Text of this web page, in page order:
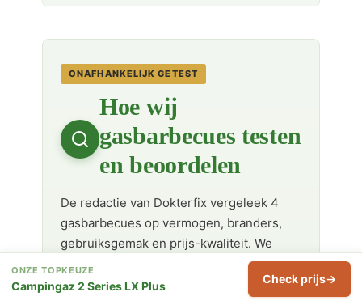
ONAFHANKELIJK GETEST
Hoe wij
gasbarbecues testen
en beoordelen
De redactie van Dokterfix vergeleek 4
gasbarbecues op vermogen, branders,
gebruiksgemak en prijs-kwaliteit. We
beoordelen elk model onafhankelijk —
fabrikanten betalen niet voor een plek in
ONZE TOPKEUZE
Campingaz 2 Series LX Plus Check prijs